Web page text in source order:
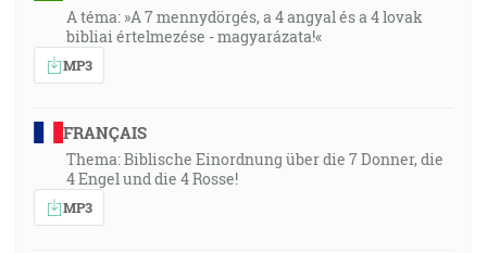
A téma: »A 7 mennydörgés, a 4 angyal és a 4 lovak
bibliai értelmezése - magyarázata!«
MP3
FRANÇAIS
Thema: Biblische Einordnung über die 7 Donner, die
4 Engel und die 4 Rosse!
MP3